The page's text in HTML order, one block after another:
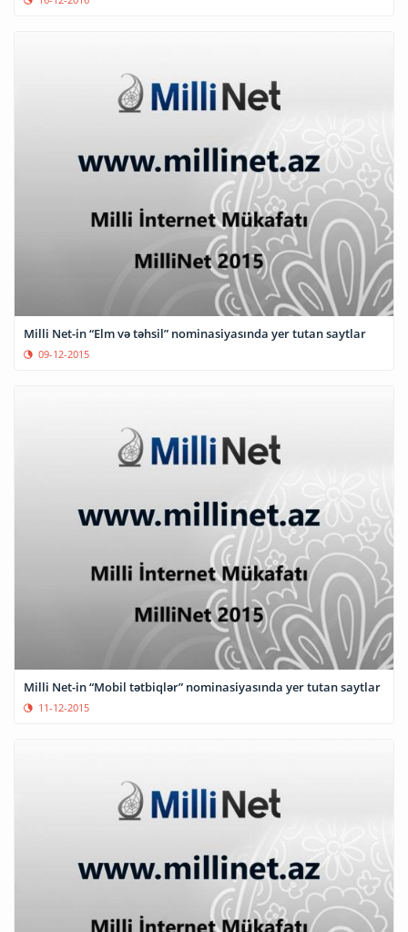
Milli Net-in “Elm və təhsil” nominasiyasında yer tutan saytlar
09-12-2015
Milli Net-in “Mobil tətbiqlər” nominasiyasında yer tutan saytlar
11-12-2015